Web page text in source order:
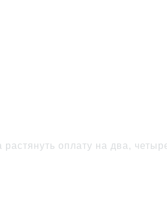
растянуть оплату на два,